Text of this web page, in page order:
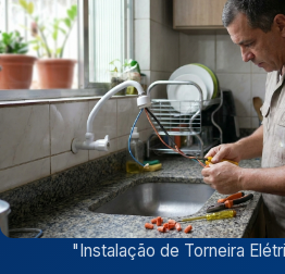
"Instalação de Torneira